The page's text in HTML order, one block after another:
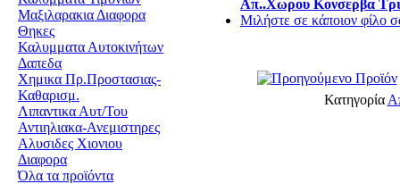
Μαξιλαρακια Διαφορα
Θηκες
Καλυμματα Αυτοκινήτων
Δαπεδα
Χημικα Πρ.Προστασιας-
Καθαρισμ.
Λιπαντικα Αυτ/Του
Αντιηλιακα-Ανεμιστηρες
Αλυσιδες Χιονιου
Διαφορα
Όλα τα προϊόντα
Απ..Χωρου Κονσερβα
Μιλήστε σε κάποιον φίλο
Κατηγορία